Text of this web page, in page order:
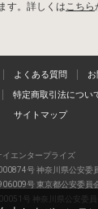
す。詳しくはこちら
よくある質問
特定商取引法につい
サイトマップ
エンタープライズ
号 神奈川県公安委
号 東京都公安委員
号 神奈川県公安委員